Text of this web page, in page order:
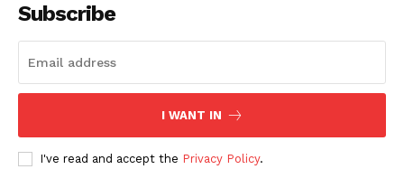
Subscribe
I WANT IN
I've read and accept the Privacy Policy.